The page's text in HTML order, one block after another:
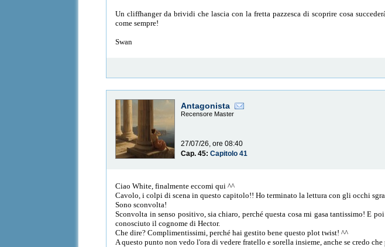
Un cliffhanger da brividi che lascia con la fretta pazzesca di scoprire cosa
come sempre!
Swan
Antagonista
Recensore Master
27/07/26, ore 08:40
Cap. 45:Capitolo 41
Ciao White, finalmente eccomi qui ^^
Cavolo, i colpi di scena in questo capitolo!! Ho terminato la lettura con gli occhi
Sono sconvolta!
Sconvolta in senso positivo, sia chiaro, perché questa cosa mi gasa tantissimo! E
conosciuto il cognome di Hector.
Che dire? Complimentissimi, perché hai gestito bene questo plot twist! ^^
A questo punto non vedo l'ora di vedere fratello e sorella insieme, anche se credo